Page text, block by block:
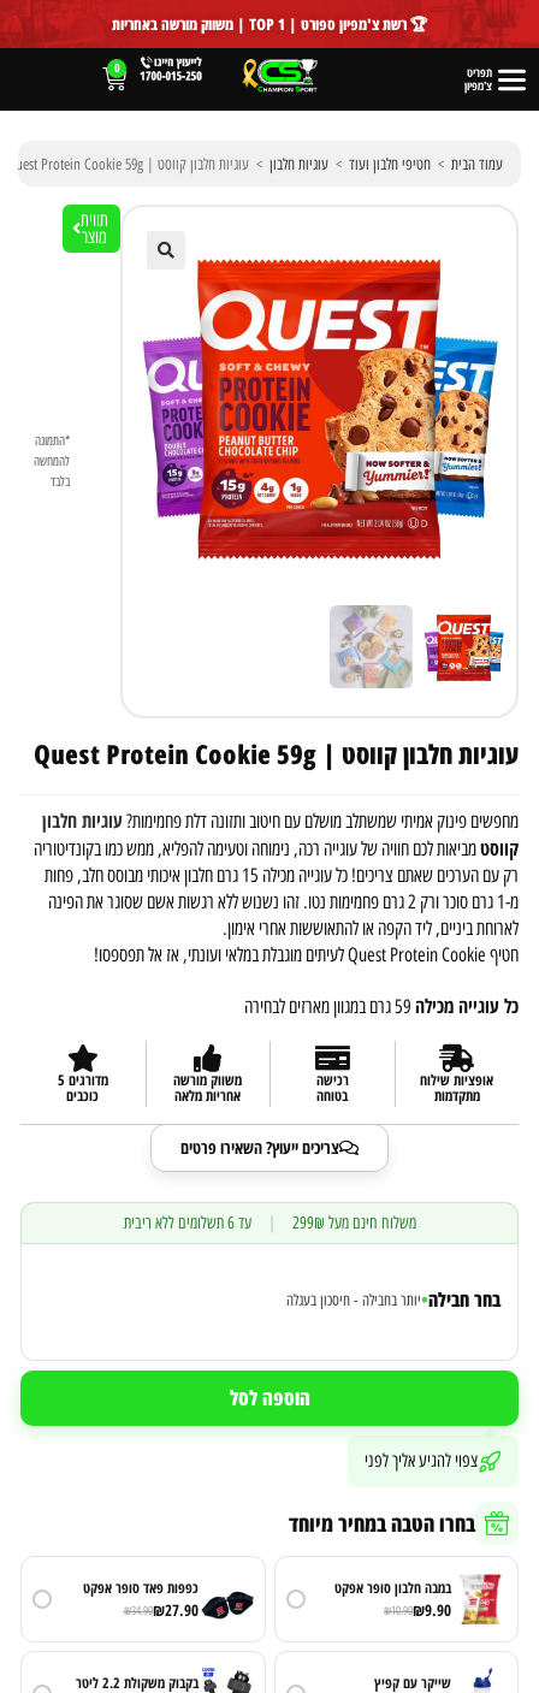
לתוכן 🏆 רשת צ'מפיון ספורט | TOP 1 | משווק מורשה באחריות
תפריט
צ'מפיון
0
עמוד הבית > חטיפי חלבון ועוד > עוגיות חלבון > עוגיות חלבון קווסט | Quest Protein Cookie 59g
תווית
מוצר
*התמונה
להמחשה
בלבד
עוגיות חלבון קווסט | Quest Protein Cookie 59g
מחפשים פינוק אמיתי שמשתלב מושלם עם חיטוב ותזונה דלת פחמימות?עוגיות חלבון
קווסטמביאות לכם חוויה של עוגייה רכה, נימוחה וטעימה להפליא, ממש כמו בקונדיטוריה
רק עם הערכים שאתם צריכים! כל עוגייה מכילה 15 גרם חלבון איכותי מבוסס חלב, פחות
מ-1 גרם סוכר ורק 2 גרם פחמימות נטו. זהו נשנוש ללא רגשות אשם שסוגר את הפינה
לארוחת ביניים, ליד הקפה או להתאוששות אחרי אימון.
חטיף Quest Protein Cookie לעיתים מוגבלת במלאי ועונתי, אז אל תפספסו!
כל עוגייה מכילה
אופציות שילוח
מתקדמות
רכישה
בטוחה
משווק מורשה
אחריות מלאה
מדורגים 5
כוכבים
צריכים ייעוץ? השאירו פרטים
משלוח חינם מעל 299₪ עד 6 תשלומים ללא ריבית
בחר חבילה•יותר בחבילה - חיסכון בעגלה
הוספה לסל
צפוי להגיע אליך לפני
בחרו הטבה במחיר מיוחד
במבה חלבון סופר אפקט
₪9.90
₪10.90
כפפות פאד סופר אפקט
₪27.90
₪34.90
שייקר עם קפיץ בקבוק משקולת 2.2 ליטר